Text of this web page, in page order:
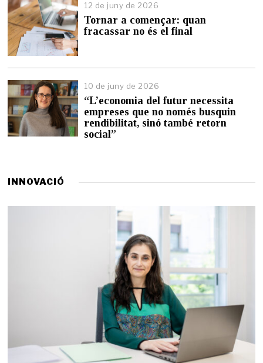
12 de juny de 2026
2
d
e
n
e
2
0
Tornar a començar: quan
fracassar no és el final
10 de juny de 2026
“L’economia del futur necessita
empreses que no només busquin
rendibilitat, sinó també retorn
social”
INNOVACIÓ